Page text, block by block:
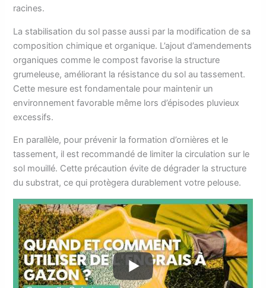
racines.
La stabilisation du sol passe aussi par la modification de sa
composition chimique et organique. L’ajout d’amendements
organiques comme le compost favorise la structure
grumeleuse, améliorant la résistance du sol au tassement.
Cette mesure est fondamentale pour maintenir un
environnement favorable même lors d’épisodes pluvieux
excessifs.
En parallèle, pour prévenir la formation d’ornières et le
tassement, il est recommandé de limiter la circulation sur le
sol mouillé. Cette précaution évite de dégrader la structure
du substrat, ce qui protègera durablement votre pelouse.